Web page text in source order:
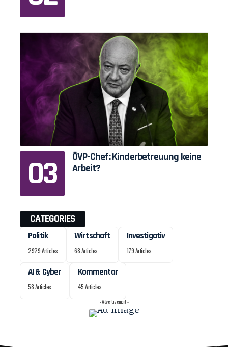
ÖVP-Chef: Kinderbetreuung keine
Arbeit?
CATEGORIES
Politik
2929 Articles
Wirtschaft
68 Articles
Investigativ
179 Articles
AI & Cyber
58 Articles
Kommentar
45 Articles
- Advertisement -